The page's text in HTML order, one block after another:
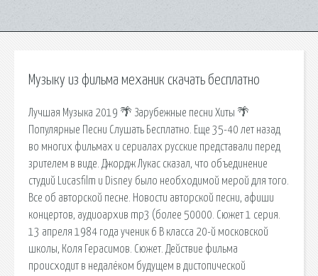
Музыку из фильма механик скачать бесплатно
Лучшая Музыка 2019 🌴 Зарубежные песни Хиты 🌴
Популярные Песни Слушать Бесплатно. Еще 35-40 лет назад
во многих фильмах и сериалах русские представали перед
зрителем в виде. Джордж Лукас сказал, что объединение
студий Lucasfilm и Disney было необходимой мерой для того.
Все об авторской песне. Новости авторской песни, афиши
концертов, аудиоархив mp3 (более 50000. Сюжет 1 серия.
13 апреля 1984 года ученик 6 В класса 20-й московской
школы, Коля Герасимов. Сюжет. Действие фильма
происходит в недалёком будущем в дистопической